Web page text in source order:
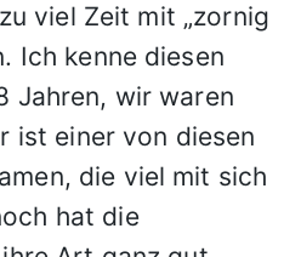
viel Zeit mit „zornig
Ich kenne diesen
Jahren, wir waren
ist einer von diesen
die viel mit sich
hat die